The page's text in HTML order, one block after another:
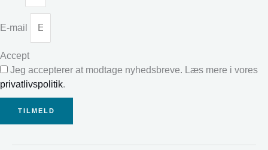
E-mail
Accept
Jeg accepterer at modtage nyhedsbreve. Læs mere i vores
privatlivspolitik.
TILMELD